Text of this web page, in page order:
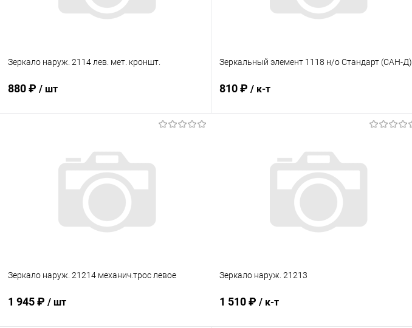
Зеркало наруж. 2114 лев. мет. кроншт.
880 ₽ / шт
Купить в 1 клик Сравнение
В наличии
Зеркальный элемент 1118 н/о Стандарт (САН-Д)
810 ₽ / к-т
Купить в 1 клик Сравнение
В наличии
Зеркало наруж. 21214 механич.трос левое
1 945 ₽ / шт
Зеркало наруж. 21213
1 510 ₽ / к-т